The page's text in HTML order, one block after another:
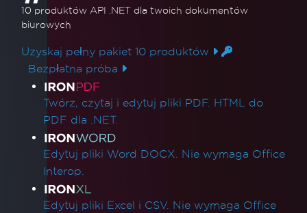
10 produktów API .NET dla twoich dokumentów
biurowych
Uzyskaj pełny pakiet 10 produktów
Bezpłatna próba
Linki do produktów
Twórz, czytaj i edytuj pliki PDF. HTML do
PDF dla .NET.
Edytuj pliki Word DOCX. Nie wymaga Office
Interop.
Edytuj pliki Excel i CSV. Nie wymaga Office